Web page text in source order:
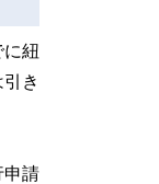
に紐
き
申請